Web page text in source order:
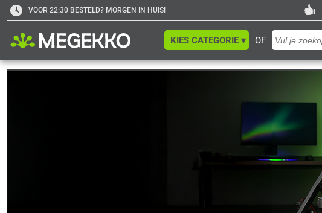
VOOR 22:30 BESTELD? MORGEN IN HUIS!
OF
KIES CATEGORIE ▾